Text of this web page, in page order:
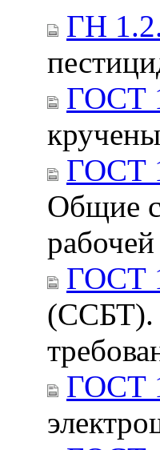
ГН
ГОСТ
ГОСТ
Общие
ГОСТ
(ССБТ).
ГОСТ